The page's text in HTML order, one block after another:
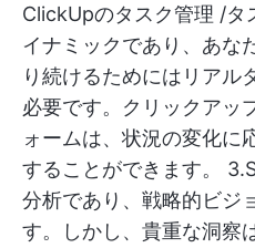
ClickUpのタスク管理 /タ
イナミックであり、あな
り続けるためにはリアル
必要です。クリックアッ
ォームは、状況の変化に
することができます。
分析であり、戦略的ビジ
す。しかし、貴重な洞察